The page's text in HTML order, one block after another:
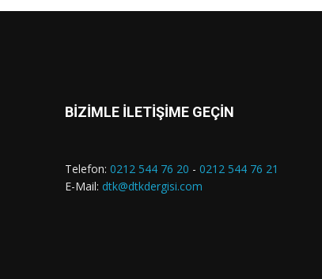
BİZİMLE İLETİŞİME GEÇİN
Telefon: 0212 544 76 20 - 0212 544 76 21
E-Mail: dtk@dtkdergisi.com